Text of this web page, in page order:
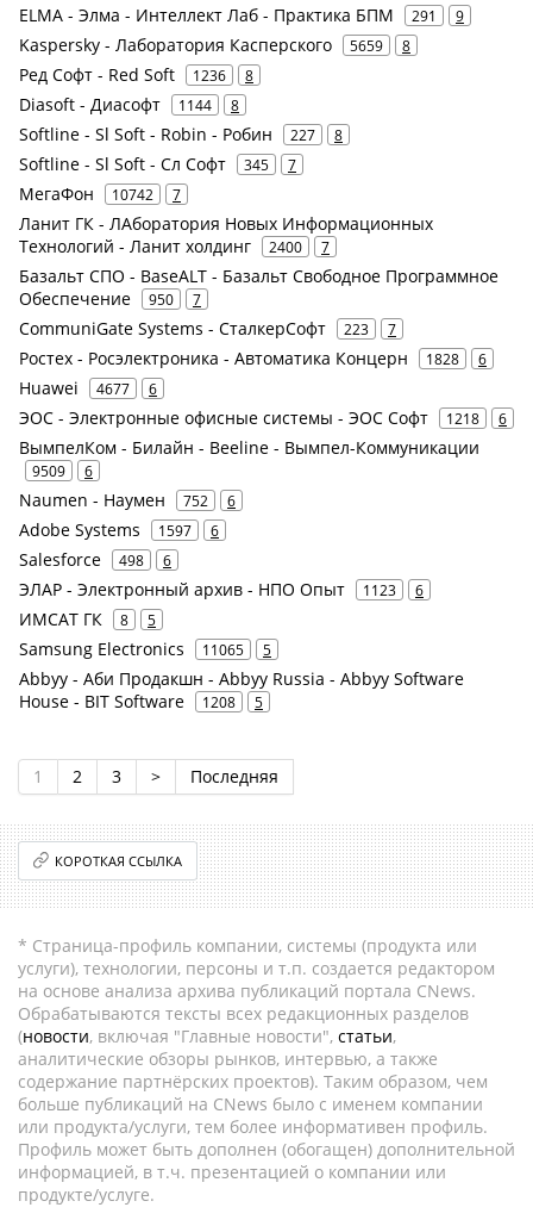
ELMA - Элма - Интеллект Лаб - Практика БПМ 291 9
Kaspersky - Лаборатория Касперского 5659 8
Ред Софт - Red Soft 1236 8
Diasoft - Диасофт 1144 8
Softline - Sl Soft - Robin - Робин 227 8
Softline - Sl Soft - Сл Софт 345 7
МегаФон 10742 7
Ланит ГК - ЛАборатория Новых Информационных
Технологий - Ланит холдинг
2400 7
Базальт СПО - BaseALT - Базальт Свободное Программное
Обеспечение
950 7
CommuniGate Systems - СталкерСофт 223 7
Ростех - Росэлектроника - Автоматика Концерн 1828 6
Huawei 4677 6
ЭОС - Электронные офисные системы - ЭОС Софт 1218 6
ВымпелКом - Билайн - Beeline - Вымпел-Коммуникации
9509 6
Naumen - Наумен 752 6
Adobe Systems 1597 6
Salesforce 498 6
ЭЛАР - Электронный архив - НПО Опыт 1123 6
ИМСАТ ГК 8 5
Samsung Electronics 11065 5
Abbyy - Аби Продакшн - Abbyy Russia - Abbyy Software
House - BIT Software
1208 5
1 2 3 > Последняя
КОРОТКАЯ ССЫЛКА
* Страница-профиль компании, системы (продукта или
услуги), технологии, персоны и т.п. создается редактором
на основе анализа архива публикаций портала CNews.
Обрабатываются тексты всех редакционных разделов
(новости, включая "Главные новости", статьи,
аналитические обзоры рынков, интервью, а также
содержание партнёрских проектов). Таким образом, чем
больше публикаций на CNews было с именем компании
или продукта/услуги, тем более информативен профиль.
Профиль может быть дополнен (обогащен) дополнительной
информацией, в т.ч. презентацией о компании или
продукте/услуге.